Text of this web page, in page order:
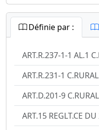
Définie par :
ART.R.237-1-1 AL.1
ART.R.231-1
ART.D.201-9
ART.15 REGLT.CE